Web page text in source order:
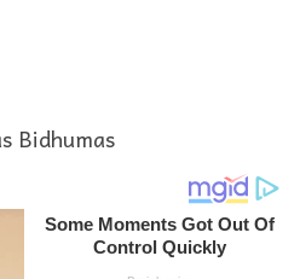
Bidhumas